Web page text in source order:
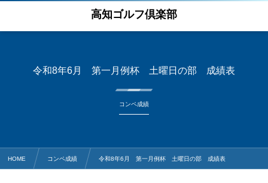
高知ゴルフ倶楽部
令和8年6月 第一月例杯 土曜日の部 成績表
コンペ成績
HOME コンペ成績 令和8年6月 第一月例杯 土曜日の部 成績表